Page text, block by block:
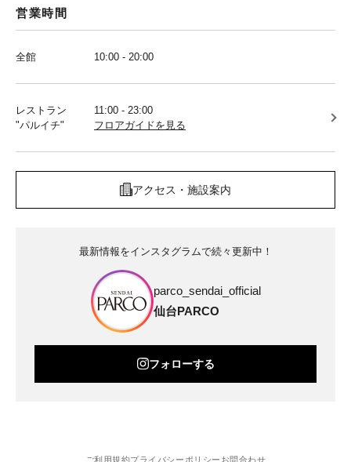
営業時間
全館 10:00 - 20:00
レストラン
"パルイチ"
11:00 - 23:00
フロアガイドを見る
アクセス・施設案内
最新情報をインスタグラムで続々更新中！
parco_sendai_official
仙台PARCO
フォローする
ご利用規約プライバシーポリシー お問合わせ